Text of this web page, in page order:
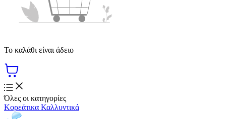
Το καλάθι είναι άδειο
Όλες οι κατηγορίες
Κορεάτικα Καλλυντικά